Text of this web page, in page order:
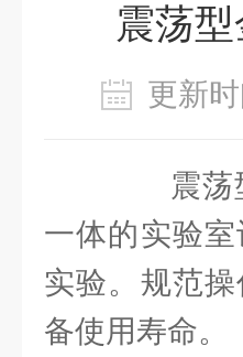
震荡
更新
震荡型
一体的实验
实验。规范
备使用寿命。​